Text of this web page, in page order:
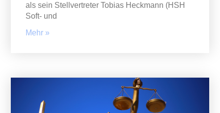
als sein Stellvertreter Tobias Heckmann (HSH
Soft- und
Mehr »